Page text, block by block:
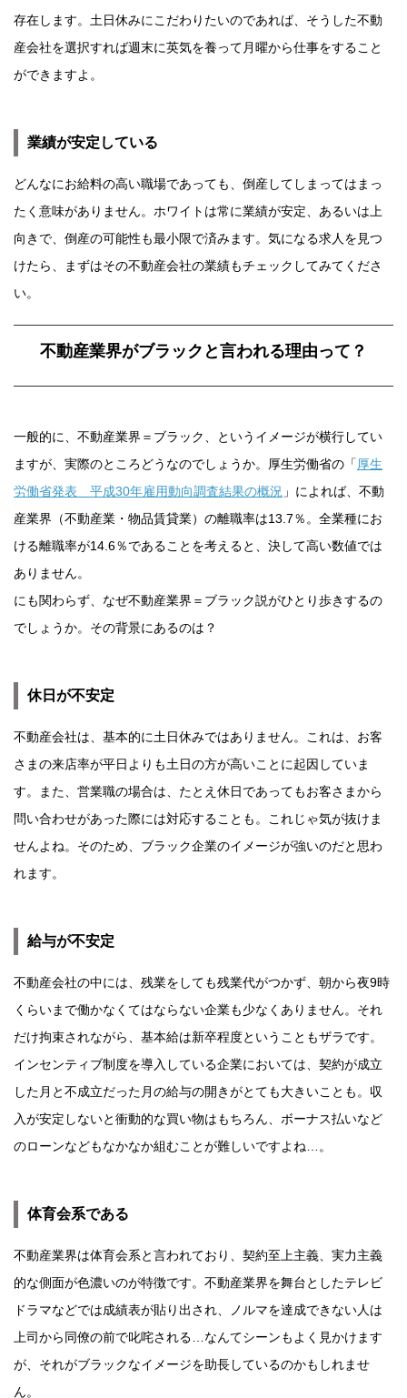
存在します。土日休みにこだわりたいのであれば、そうした不動
産会社を選択すれば週末に英気を養って月曜から仕事をすること
ができますよ。
業績が安定している
どんなにお給料の高い職場であっても、倒産してしまってはまっ
たく意味がありません。ホワイトは常に業績が安定、あるいは上
向きで、倒産の可能性も最小限で済みます。気になる求人を見つ
けたら、まずはその不動産会社の業績もチェックしてみてくださ
い。
不動産業界がブラックと言われる理由って？
一般的に、不動産業界＝ブラック、というイメージが横行してい
ますが、実際のところどうなのでしょうか。厚生労働省の「 厚生
労働省発表 平成30年雇用動向調査結果の概況 」によれば、不動
産業界（不動産業・物品賃貸業）の離職率は13.7％。全業種にお
ける離職率が14.6％であることを考えると、決して高い数値では
ありません。
にも関わらず、なぜ不動産業界＝ブラック説がひとり歩きするの
でしょうか。その背景にあるのは？
休日が不安定
不動産会社は、基本的に土日休みではありません。これは、お客
さまの来店率が平日よりも土日の方が高いことに起因していま
す。また、営業職の場合は、たとえ休日であってもお客さまから
問い合わせがあった際には対応することも。これじゃ気が抜けま
せんよね。そのため、ブラック企業のイメージが強いのだと思わ
れます。
給与が不安定
不動産会社の中には、残業をしても残業代がつかず、朝から夜9時
くらいまで働かなくてはならない企業も少なくありません。それ
だけ拘束されながら、基本給は新卒程度ということもザラです。
インセンティブ制度を導入している企業においては、契約が成立
した月と不成立だった月の給与の開きがとても大きいことも。収
入が安定しないと衝動的な買い物はもちろん、ボーナス払いなど
のローンなどもなかなか組むことが難しいですよね…。
体育会系である
不動産業界は体育会系と言われており、契約至上主義、実力主義
的な側面が色濃いのが特徴です。不動産業界を舞台としたテレビ
ドラマなどでは成績表が貼り出され、ノルマを達成できない人は
上司から同僚の前で叱咤される…なんてシーンもよく見かけます
が、それがブラックなイメージを助長しているのかもしれませ
ん。